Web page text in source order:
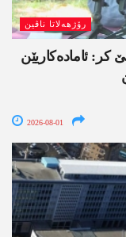
رۆژھەلاتا ناڤین
کر: ئامادەکاریێن
2026-08-01